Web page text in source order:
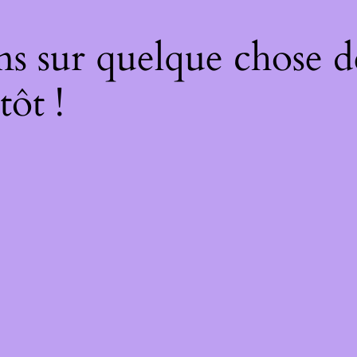
sur quelque chose
!